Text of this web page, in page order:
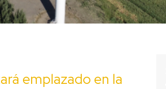
emplazado en la